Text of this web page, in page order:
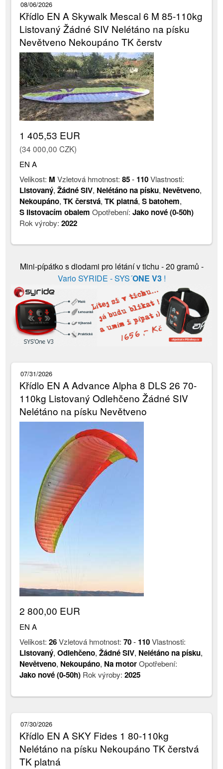
08/06/2026
Křídlo EN A Skywalk Mescal 6 M 85-110kg
Listovaný Žádné SIV Nelétáno na písku
Nevětveno Nekoupáno TK čerstv
1 405,53 EUR
(34 000,00 CZK)
EN A
Velikost: M Vzletová hmotnost:85- 110Vlastnosti:
Listovaný,Žádné SIV, Nelétáno na písku, Nevětveno,
Nekoupáno,TK čerstvá,TK platná,S batohem,
S listovacím obalem Opotřebení:Jako nové (0-50h)
Rok výroby:2022
Mini-pípátko s diodami pro létání v tichu - 20 gramů -
Vario SYRIDE - SYS´ONE V3 !
07/31/2026
Křídlo EN A Advance Alpha 8 DLS 26 70-
110kg Listovaný Odlehčeno Žádné SIV
Nelétáno na písku Nevětveno
2 800,00 EUR
EN A
Velikost:26Vzletová hmotnost:70- 110Vlastnosti:
Listovaný,Odlehčeno,Žádné SIV, Nelétáno na písku,
Nevětveno, Nekoupáno, Na motorOpotřebení:
Jako nové (0-50h) Rok výroby:2025
07/30/2026
Křídlo EN A SKY Fides 1 80-110kg
Nelétáno na písku Nekoupáno TK čerstvá
TK platná